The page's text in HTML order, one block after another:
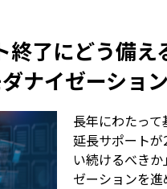
了にどう備え
ナイゼーショ
長年にわたっ
延長サポート
い続けるべき
ゼーションを